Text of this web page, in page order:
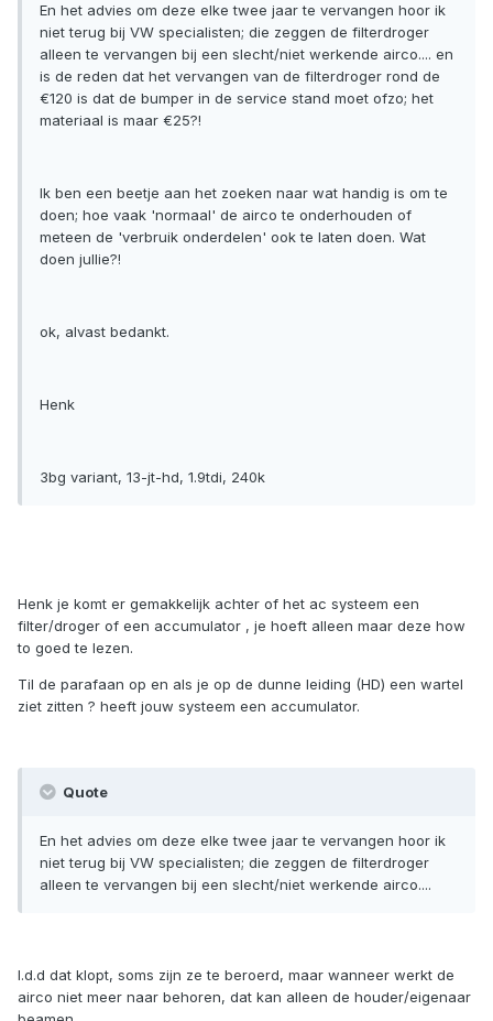
En het advies om deze elke twee jaar te vervangen hoor ik
niet terug bij VW specialisten; die zeggen de filterdroger
alleen te vervangen bij een slecht/niet werkende airco.... en
is de reden dat het vervangen van de filterdroger rond de
€120 is dat de bumper in de service stand moet ofzo; het
materiaal is maar €25?!
Ik ben een beetje aan het zoeken naar wat handig is om te
doen; hoe vaak 'normaal' de airco te onderhouden of
meteen de 'verbruik onderdelen' ook te laten doen. Wat
doen jullie?!
ok, alvast bedankt.
Henk
3bg variant, 13-jt-hd, 1.9tdi, 240k
Henk je komt er gemakkelijk achter of het ac systeem een
filter/droger of een accumulator , je hoeft alleen maar deze how
to goed te lezen.
Til de parafaan op en als je op de dunne leiding (HD) een wartel
ziet zitten ? heeft jouw systeem een accumulator.
Quote
En het advies om deze elke twee jaar te vervangen hoor ik
niet terug bij VW specialisten; die zeggen de filterdroger
alleen te vervangen bij een slecht/niet werkende airco....
I.d.d dat klopt, soms zijn ze te beroerd, maar wanneer werkt de
airco niet meer naar behoren, dat kan alleen de houder/eigenaar